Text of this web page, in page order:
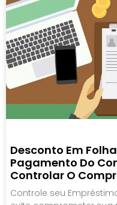
Desconto Em
Pagamento Do
Controlar O
Controle seu